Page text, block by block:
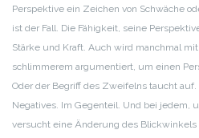
Perspektive ein Zeichen von Schwäche
ist der Fall. Die Fähigkeit, seine
Stärke und Kraft. Auch wird manchmal
schlimmerem argumentiert, um einen
Oder der Begriff des Zweifelns taucht
Negatives. Im Gegenteil. Und bei jedem,
versucht eine Änderung des